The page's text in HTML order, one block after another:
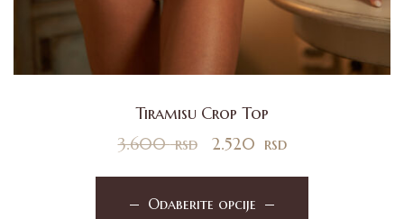
Tiramisu Crop Top
3.600rsd 2.520 rsd
Odaberite opcije